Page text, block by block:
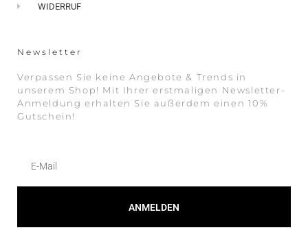
WIDERRUF
Newsletter
Verpassen Sie keine Angebote & Trends in
unserem Shop! Mit Ihrer erstmaligen Newsletter-
Anmeldung erhalten Sie außerdem einen 10%
Gutschein!
ANMELDEN